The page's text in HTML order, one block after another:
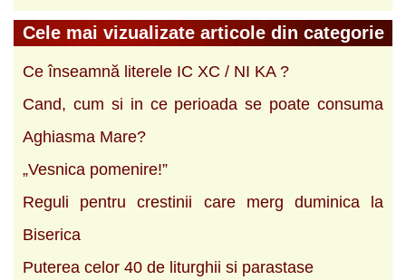
Cele mai vizualizate articole din categorie
Ce înseamnă literele IC XC / NI KA ?
Cand, cum si in ce perioada se poate consuma
Aghiasma Mare?
„Vesnica pomenire!”
Reguli pentru crestinii care merg duminica la
Biserica
Puterea celor 40 de liturghii si parastase